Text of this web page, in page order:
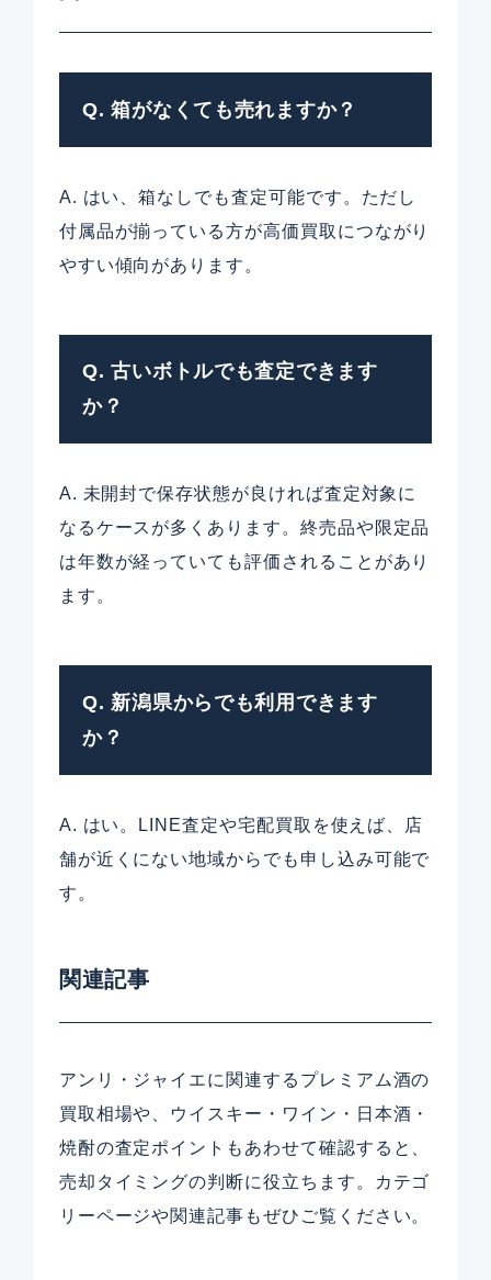
Q. 箱がなくても売れますか？
A. はい、箱なしでも査定可能です。ただし
付属品が揃っている方が高価買取につながり
やすい傾向があります。
Q. 古いボトルでも査定できます
か？
A. 未開封で保存状態が良ければ査定対象に
なるケースが多くあります。終売品や限定品
は年数が経っていても評価されることがあり
ます。
Q. 新潟県からでも利用できます
か？
A. はい。LINE査定や宅配買取を使えば、店
舗が近くにない地域からでも申し込み可能で
す。
関連記事
アンリ・ジャイエに関連するプレミアム酒の
買取相場や、ウイスキー・ワイン・日本酒・
焼酎の査定ポイントもあわせて確認すると、
売却タイミングの判断に役立ちます。カテゴ
リーページや関連記事もぜひご覧ください。